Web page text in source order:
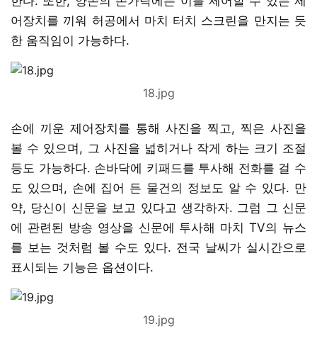
어장치를 끼워 허공에서 마치 터치 스크린을 만지는 듯
한 움직임이 가능하다.
18.jpg
손에 끼운 제어장치를 통해 사진을 찍고, 찍은 사진을
볼 수 있으며, 그 사진을 넓히거나 작게 하는 크기 조절
등도 가능하다. 손바닥에 키패드를 투사해 전화를 걸 수
도 있으며, 손에 집어 든 물건의 정보도 알 수 있다. 만
약, 당신이 신문을 보고 있다고 생각하자. 그럼 그 신문
에 관련된 방송 영상을 신문에 투사해 마치 TV의 뉴스
를 보는 것처럼 볼 수도 있다. 전국 날씨가 실시간으로
표시되는 기능은 옵션이다.
19.jpg